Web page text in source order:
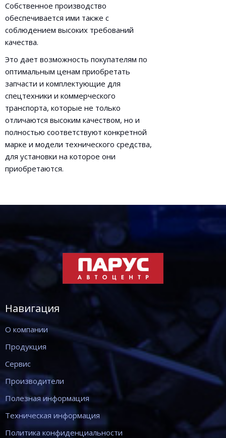
Собственное производство
обеспечивается ими также с
соблюдением высоких требований
качества.
Это дает возможность покупателям по
оптимальным ценам приобретать
запчасти и комплектующие для
спецтехники и коммерческого
транспорта, которые не только
отличаются высоким качеством, но и
полностью соответствуют конкретной
марке и модели технического средства,
для установки на которое они
приобретаются.
Навигация
О компании
Продукция
Сервис
Производители
Полезная информация
Техническая информация
Политика конфиденциальности